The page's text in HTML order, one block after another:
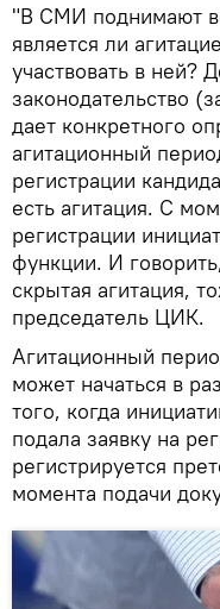
"В СМИ поднимают
является ли
участвовать в ней?
законодательство
дает конкретного
агитационный
регистрации
есть агитация. С
регистрации
функции. И
скрытая агитация,
председатель ЦИК.
Агитационный
может начаться в
того, когда
подала заявку на
регистрируется
момента подачи